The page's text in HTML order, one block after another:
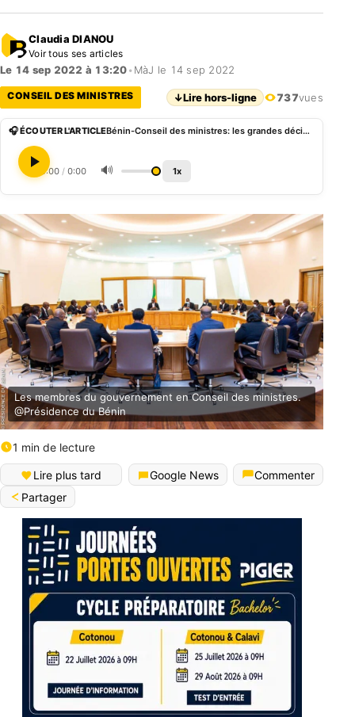
Claudia DIANOU
Voir tous ses articles
Le 14 sep 2022 à 13:20• MàJ le 14 sep 2022
CONSEIL DES MINISTRES ↓Lire hors-ligne 737vues
🎧 ÉCOUTER L'ARTICLE Bénin-Conseil des ministres: les grandes décisions du mercredi 14 septembre 2022
0:00 / 0:00 🔊 1x
Les membres du gouvernement en Conseil des ministres.
@Présidence du Bénin
1 min de lecture
Lire plus tard Google News
Commenter
Partager